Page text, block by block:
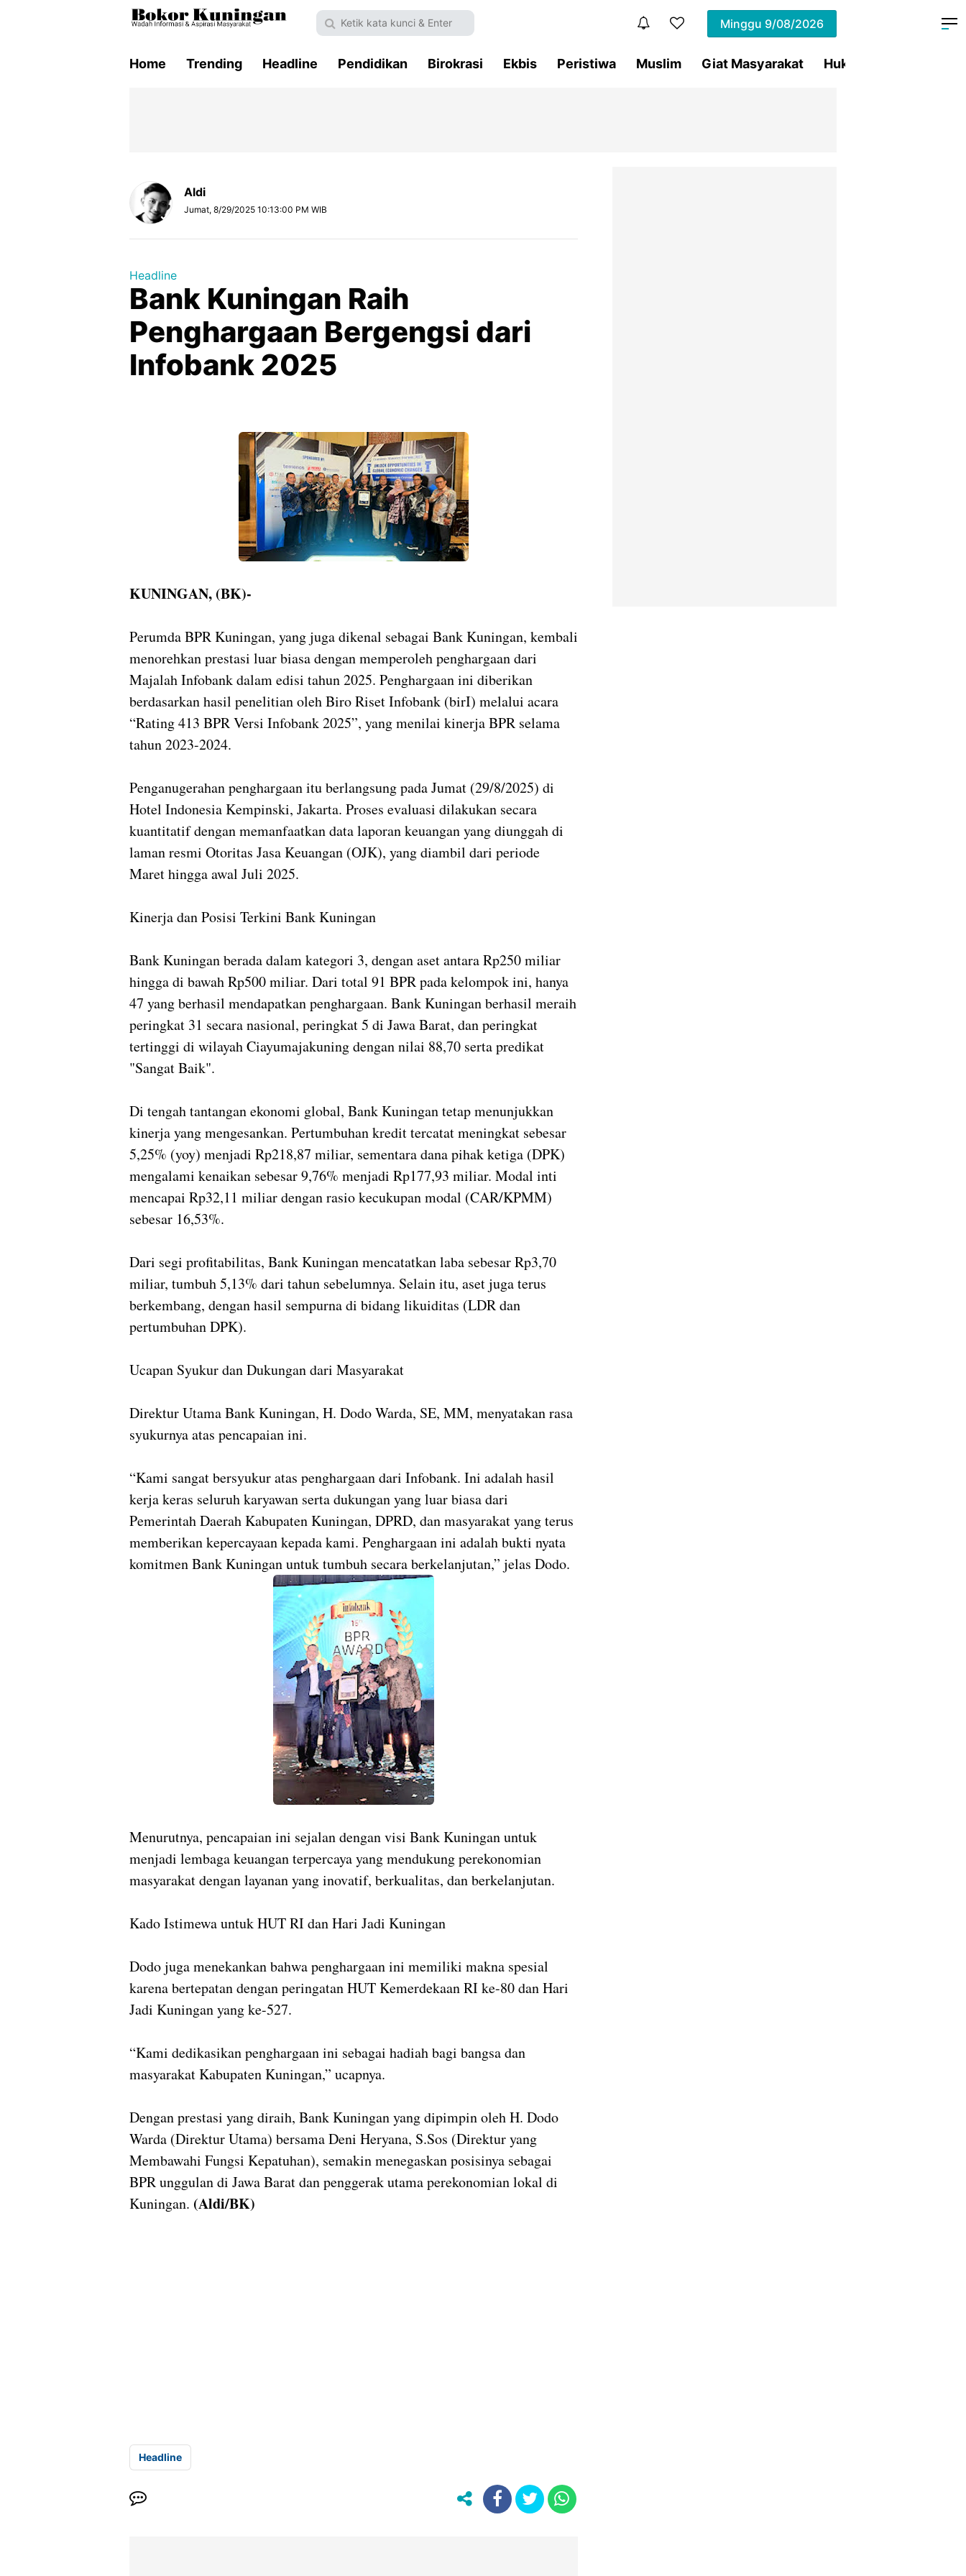
Minggu 9/08/2026
Home Trending Headline Pendidikan Birokrasi Ekbis Peristiwa Muslim Giat Masyarakat Hukum
Aldi
Jumat, 8/29/2025 10:13:00 PM WIB
Headline
Bank Kuningan Raih
Penghargaan Bergengsi dari
Infobank 2025
KUNINGAN, (BK)-
Perumda BPR Kuningan, yang juga dikenal sebagai Bank Kuningan, kembali
menorehkan prestasi luar biasa dengan memperoleh penghargaan dari
Majalah Infobank dalam edisi tahun 2025. Penghargaan ini diberikan
berdasarkan hasil penelitian oleh Biro Riset Infobank (birI) melalui acara
“Rating 413 BPR Versi Infobank 2025”, yang menilai kinerja BPR selama
tahun 2023-2024.
Penganugerahan penghargaan itu berlangsung pada Jumat (29/8/2025) di
Hotel Indonesia Kempinski, Jakarta. Proses evaluasi dilakukan secara
kuantitatif dengan memanfaatkan data laporan keuangan yang diunggah di
laman resmi Otoritas Jasa Keuangan (OJK), yang diambil dari periode
Maret hingga awal Juli 2025.
Kinerja dan Posisi Terkini Bank Kuningan
Bank Kuningan berada dalam kategori 3, dengan aset antara Rp250 miliar
hingga di bawah Rp500 miliar. Dari total 91 BPR pada kelompok ini, hanya
47 yang berhasil mendapatkan penghargaan. Bank Kuningan berhasil meraih
peringkat 31 secara nasional, peringkat 5 di Jawa Barat, dan peringkat
tertinggi di wilayah Ciayumajakuning dengan nilai 88,70 serta predikat
"Sangat Baik".
Di tengah tantangan ekonomi global, Bank Kuningan tetap menunjukkan
kinerja yang mengesankan. Pertumbuhan kredit tercatat meningkat sebesar
5,25% (yoy) menjadi Rp218,87 miliar, sementara dana pihak ketiga (DPK)
mengalami kenaikan sebesar 9,76% menjadi Rp177,93 miliar. Modal inti
mencapai Rp32,11 miliar dengan rasio kecukupan modal (CAR/KPMM)
sebesar 16,53%.
Dari segi profitabilitas, Bank Kuningan mencatatkan laba sebesar Rp3,70
miliar, tumbuh 5,13% dari tahun sebelumnya. Selain itu, aset juga terus
berkembang, dengan hasil sempurna di bidang likuiditas (LDR dan
pertumbuhan DPK).
Ucapan Syukur dan Dukungan dari Masyarakat
Direktur Utama Bank Kuningan, H. Dodo Warda, SE, MM, menyatakan rasa
syukurnya atas pencapaian ini.
“Kami sangat bersyukur atas penghargaan dari Infobank. Ini adalah hasil
kerja keras seluruh karyawan serta dukungan yang luar biasa dari
Pemerintah Daerah Kabupaten Kuningan, DPRD, dan masyarakat yang terus
memberikan kepercayaan kepada kami. Penghargaan ini adalah bukti nyata
komitmen Bank Kuningan untuk tumbuh secara berkelanjutan,” jelas Dodo.
Menurutnya, pencapaian ini sejalan dengan visi Bank Kuningan untuk
menjadi lembaga keuangan terpercaya yang mendukung perekonomian
masyarakat dengan layanan yang inovatif, berkualitas, dan berkelanjutan.
Kado Istimewa untuk HUT RI dan Hari Jadi Kuningan
Dodo juga menekankan bahwa penghargaan ini memiliki makna spesial
karena bertepatan dengan peringatan HUT Kemerdekaan RI ke-80 dan Hari
Jadi Kuningan yang ke-527.
“Kami dedikasikan penghargaan ini sebagai hadiah bagi bangsa dan
masyarakat Kabupaten Kuningan,” ucapnya.
Dengan prestasi yang diraih, Bank Kuningan yang dipimpin oleh H. Dodo
Warda (Direktur Utama) bersama Deni Heryana, S.Sos (Direktur yang
Membawahi Fungsi Kepatuhan), semakin menegaskan posisinya sebagai
BPR unggulan di Jawa Barat dan penggerak utama perekonomian lokal di
Kuningan. (Aldi/BK)
Headline